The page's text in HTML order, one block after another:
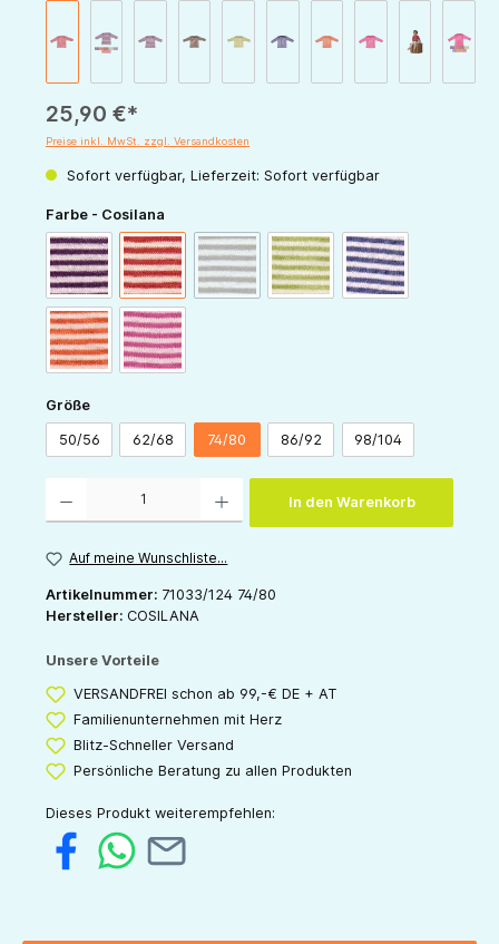
25,90 €*
Preise inkl. MwSt. zzgl. Versandkosten
Sofort verfügbar, Lieferzeit: Sofort verfügbar
Farbe - Cosilana
pflaume-naturrot-natur schoko-natur
(Diese Option ist zurzeit nicht verfügbar.)
grün-naturmarine-natur
orange-naturpink-natur
Größeauswählen
50/56 62/68 74/80 86/92 98/104
In den Warenkorb
Auf meine Wunschliste...
Artikelnummer: 71033/124 74/80
Hersteller: COSILANA
Unsere Vorteile
VERSANDFREI schon ab 99,-€ DE + AT
Familienunternehmen mit Herz
Blitz-Schneller Versand
Persönliche Beratung zu allen Produkten
Dieses Produkt weiterempfehlen: